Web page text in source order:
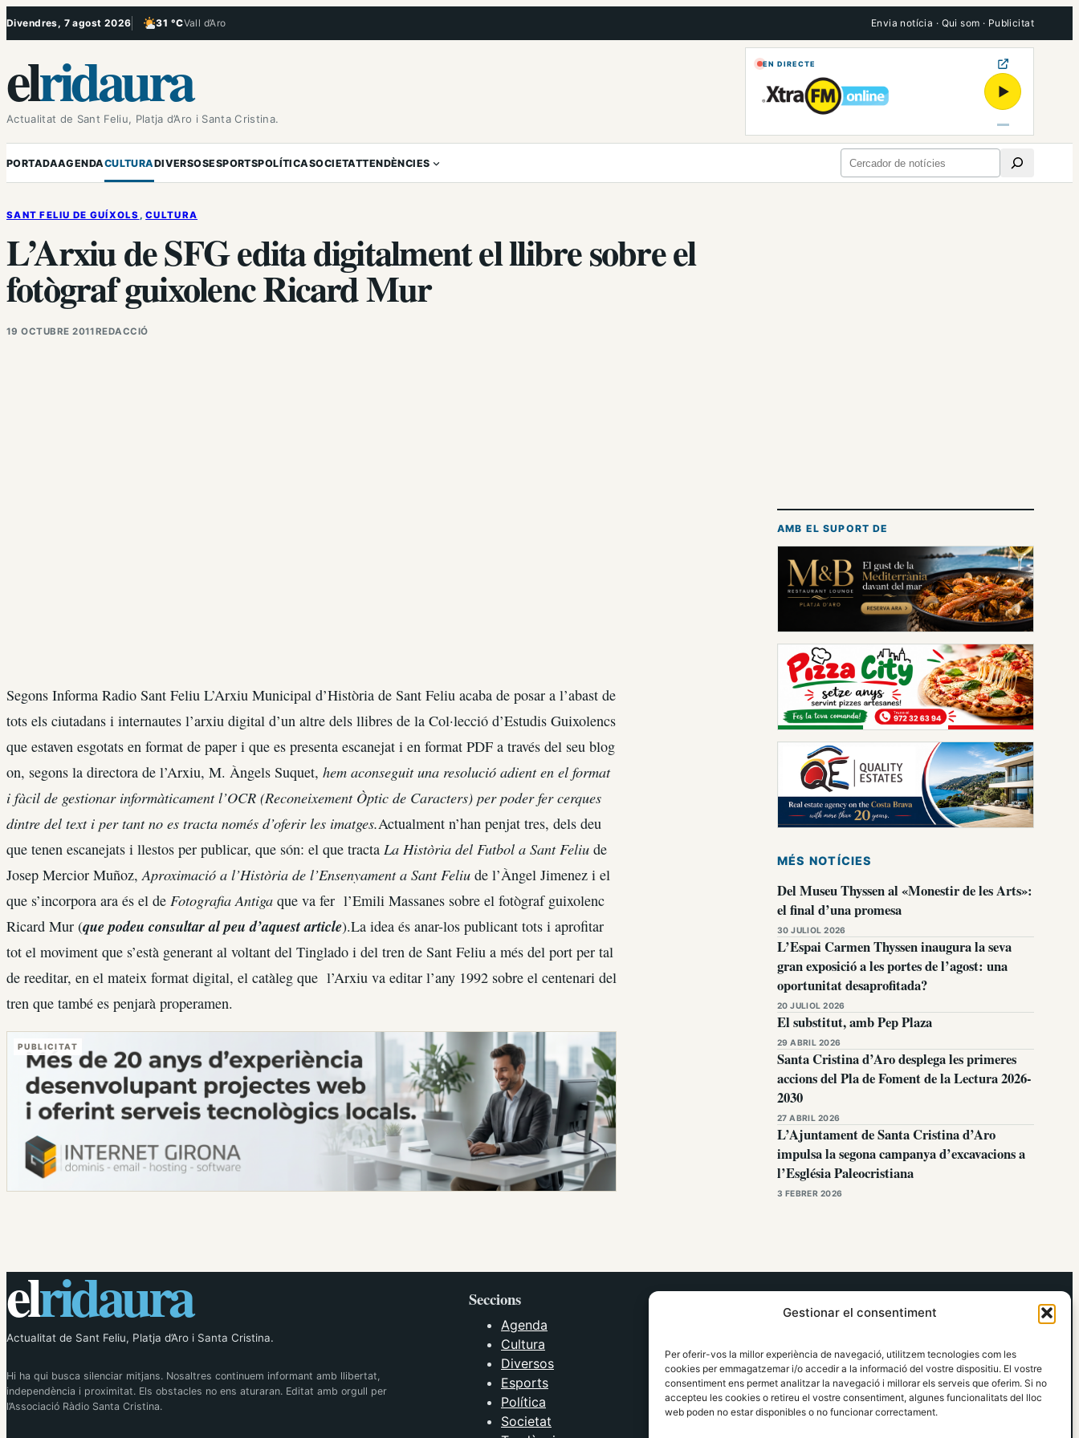
Gestionar el consentiment
Per oferir-vos la millor experiència de navegació, utilitzem tecnologies com les
cookies per emmagatzemar i/o accedir a la informació del vostre dispositiu. El vostre
consentiment ens permet analitzar la navegació i millorar els serveis que oferim. Si no
accepteu les cookies o retireu el vostre consentiment, algunes funcionalitats del lloc
web poden no estar disponibles o no funcionar correctament.
Vés
Divendres, 7 agost 2026 31 °CVall d’Aro
, Poc ennuvolat Envia notícia · Qui som · Publicitat
elridaura
Actualitat de Sant Feliu, Platja d’Aro i Santa Cristina.
EN DIRECTE
▶
PORTADAAGENDACULTURADIVERSOSESPORTSPOLÍTICASOCIETATTENDÈNCIES Cerca
SANT FELIU DE GUÍXOLS , CULTURA
L’Arxiu de SFG edita digitalment el llibre sobre el
fotògraf guixolenc Ricard Mur
19 OCTUBRE 2011REDACCIÓ
Segons Informa Radio Sant Feliu L’Arxiu Municipal d’Història de Sant Feliu acaba de posar a l’abast de
tots els ciutadans i internautes l’arxiu digital d’un altre dels llibres de la Col·lecció d’Estudis Guixolencs
que estaven esgotats en format de paper i que es presenta escanejat i en format PDF a través del seu blog
on, segons la directora de l’Arxiu, M. Àngels Suquet, hem aconseguit una resolució adient en el format
i fàcil de gestionar informàticament l’OCR (Reconeixement Òptic de Caracters) per poder fer cerques
dintre del text i per tant no es tracta només d’oferir les imatges.Actualment n’han penjat tres, dels deu
que tenen escanejats i llestos per publicar, que són: el que tracta La Història del Futbol a Sant Feliu de
Josep Mercior Muñoz,Aproximació a l’Història de l’Ensenyament a Sant Feliu de l’Àngel Jimenez i el
que s’incorpora ara és el de Fotografia Antiga que va fer l’Emili Massanes sobre el fotògraf guixolenc
Ricard Mur (que podeu consultar al peu d’aquest article).La idea és anar-los publicant tots i aprofitar
tot el moviment que s’està generant al voltant del Tinglado i del tren de Sant Feliu a més del port per tal
de reeditar, en el mateix format digital, el catàleg que l’Arxiu va editar l’any 1992 sobre el centenari del
tren que també es penjarà properamen.
PUBLICITAT
AMB EL SUPORT DE
MÉS NOTÍCIES
Del Museu Thyssen al «Monestir de les Arts»:
el final d’una promesa
30 JULIOL 2026
L’Espai Carmen Thyssen inaugura la seva
gran exposició a les portes de l’agost: una
oportunitat desaprofitada?
20 JULIOL 2026
El substitut, amb Pep Plaza
29 ABRIL 2026
Santa Cristina d’Aro desplega les primeres
accions del Pla de Foment de la Lectura 2026-
2030
27 ABRIL 2026
L’Ajuntament de Santa Cristina d’Aro
impulsa la segona campanya d’excavacions a
l’Església Paleocristiana
3 FEBRER 2026
elridaura
Actualitat de Sant Feliu, Platja d’Aro i Santa Cristina.
Hi ha qui busca silenciar mitjans. Nosaltres continuem informant amb llibertat,
independència i proximitat. Els obstacles no ens aturaran. Editat amb orgull per
l’Associació Ràdio Santa Cristina.
Seccions
Agenda
Cultura
Diversos
Esports
Política
Societat
elRidaura.com
Política de Cookies
Política Editorial